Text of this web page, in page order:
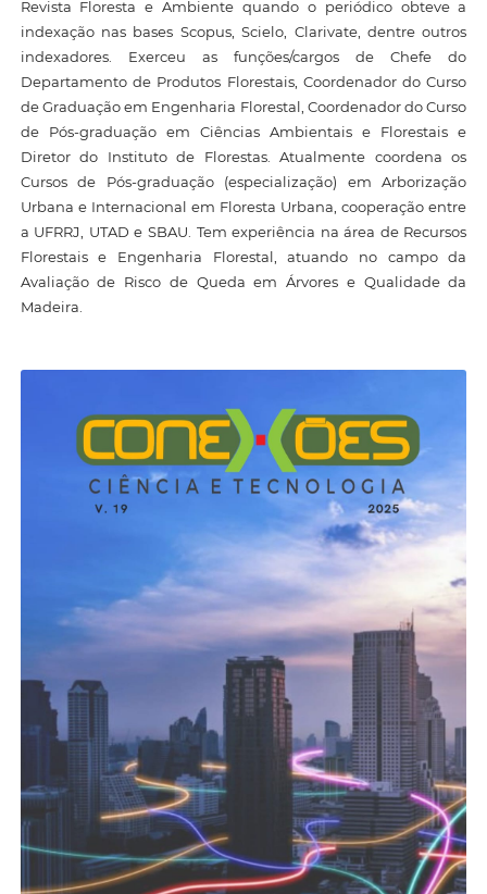
Revista Floresta e Ambiente quando o periódico obteve a
indexação nas bases Scopus, Scielo, Clarivate, dentre outros
indexadores. Exerceu as funções/cargos de Chefe do
Departamento de Produtos Florestais, Coordenador do Curso
de Graduação em Engenharia Florestal, Coordenador do Curso
de Pós-graduação em Ciências Ambientais e Florestais e
Diretor do Instituto de Florestas. Atualmente coordena os
Cursos de Pós-graduação (especialização) em Arborização
Urbana e Internacional em Floresta Urbana, cooperação entre
a UFRRJ, UTAD e SBAU. Tem experiência na área de Recursos
Florestais e Engenharia Florestal, atuando no campo da
Avaliação de Risco de Queda em Árvores e Qualidade da
Madeira.